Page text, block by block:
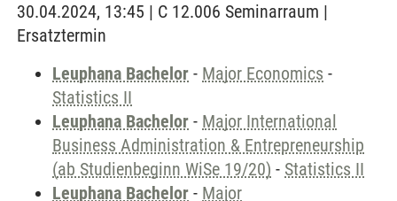
30.04.2024, 13:45 | C 12.006 Seminarraum |
Ersatztermin
Leuphana Bachelor - Major Economics -
Statistics II
Leuphana Bachelor - Major International
Business Administration & Entrepreneurship
(ab Studienbeginn WiSe 19/20) - Statistics II
Leuphana Bachelor - Major